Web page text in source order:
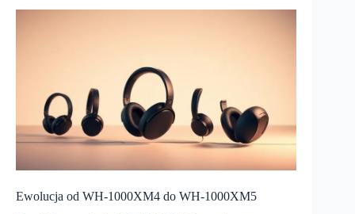
Ewolucja od WH-1000XM4 do WH-1000XM5